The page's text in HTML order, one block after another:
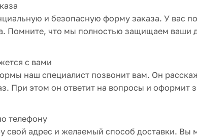
и безопасную форму заказа. У вас
Помните, что мы полностью защищаем ваши
с вами
наш специалист позвонит вам. Он
При этом он ответит на вопросы и оформит
телефону
свой адрес и желаемый способ доставки. Вы